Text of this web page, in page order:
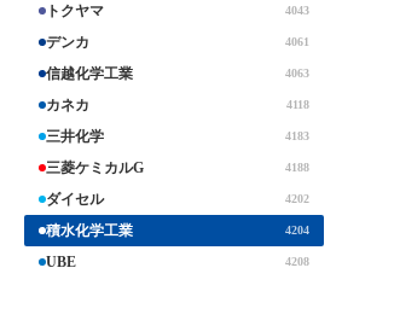
トクヤマ 4043
デンカ 4061
信越化学工業 4063
カネカ 4118
三井化学 4183
三菱ケミカルG 4188
ダイセル 4202
積水化学工業 4204
UBE 4208